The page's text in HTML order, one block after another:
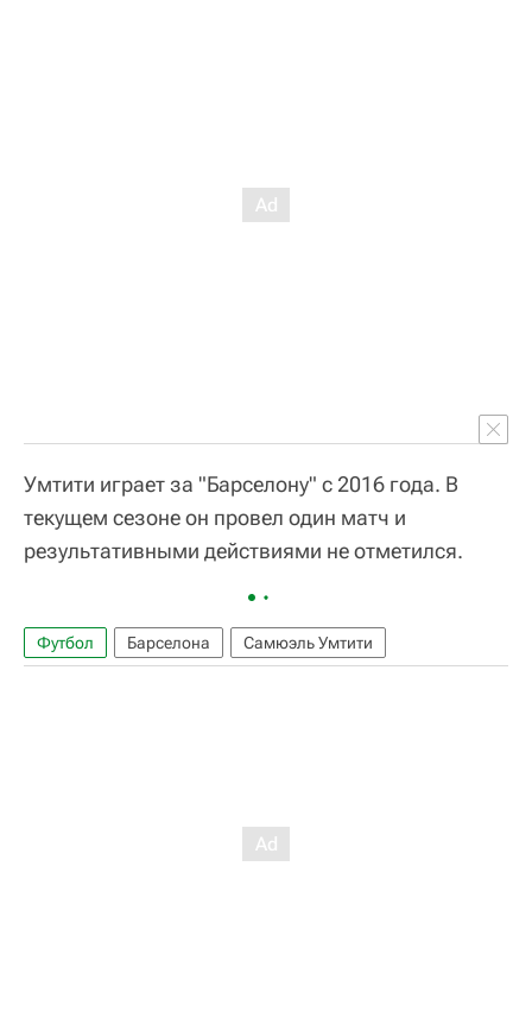
Умтити играет за "Барселону" с 2016 года. В
текущем сезоне он провел один матч и
результативными действиями не отметился.
Футбол Барселона Самюэль Умтити